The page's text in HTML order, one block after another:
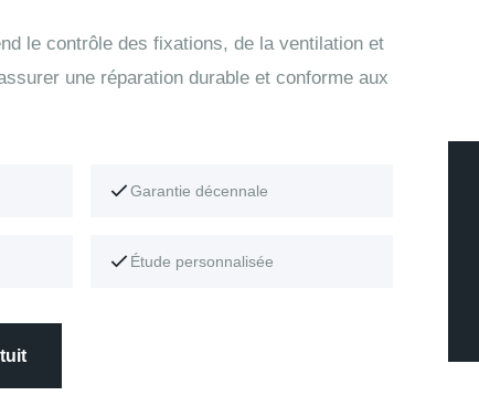
le contrôle des fixations, de la ventilation et
une réparation durable et conforme aux
Garantie décennale
Étude personnalisée